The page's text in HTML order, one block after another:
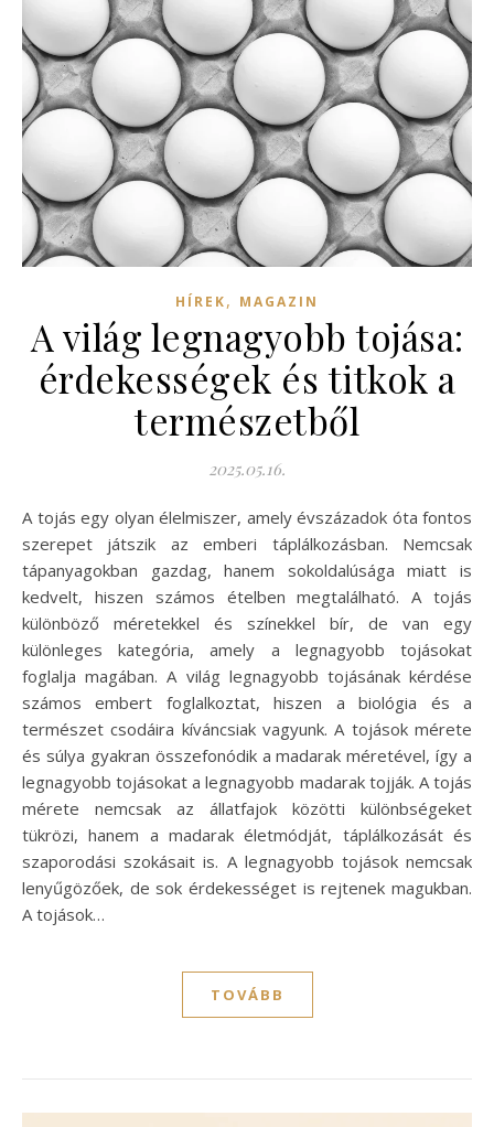
HÍREK, MAGAZIN
A világ legnagyobb tojása:
érdekességek és titkok a
természetből
2025.05.16.
A tojás egy olyan élelmiszer, amely évszázadok óta fontos
szerepet játszik az emberi táplálkozásban. Nemcsak
tápanyagokban gazdag, hanem sokoldalúsága miatt is
kedvelt, hiszen számos ételben megtalálható. A tojás
különböző méretekkel és színekkel bír, de van egy
különleges kategória, amely a legnagyobb tojásokat
foglalja magában. A világ legnagyobb tojásának kérdése
számos embert foglalkoztat, hiszen a biológia és a
természet csodáira kíváncsiak vagyunk. A tojások mérete
és súlya gyakran összefonódik a madarak méretével, így a
legnagyobb tojásokat a legnagyobb madarak tojják. A tojás
mérete nemcsak az állatfajok közötti különbségeket
tükrözi, hanem a madarak életmódját, táplálkozását és
szaporodási szokásait is. A legnagyobb tojások nemcsak
lenyűgözőek, de sok érdekességet is rejtenek magukban.
A tojások…
TOVÁBB